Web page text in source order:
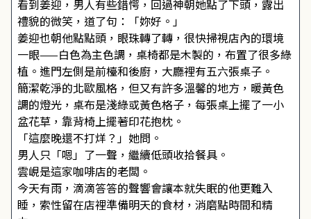
看到姜迎，男人有些錯愕，回過神朝她點了下頭，露出
禮貌的微笑，道了句：「妳好。」
姜迎也朝他點點頭，眼珠轉了轉，很快掃視店內的環境
一眼——白色為主色調，桌椅都是木製的，布置了很多綠
植。進門左側是前檯和後廚，大廳裡有五六張桌子。
簡潔乾淨的北歐風格，但又有許多溫馨的地方，暖黃色
調的燈光，桌布是淺綠或黃色格子，每張桌上擺了一小
盆花草，靠背椅上擺著印花抱枕。
「這麼晚還不打烊？」她問。
男人只「嗯」了一聲，繼續低頭收拾餐具。
雲峴是這家咖啡店的老闆。
今天有雨，滴滴答答的聲響會讓本就失眠的他更難入
睡，索性留在店裡準備明天的食材，消磨點時間和精